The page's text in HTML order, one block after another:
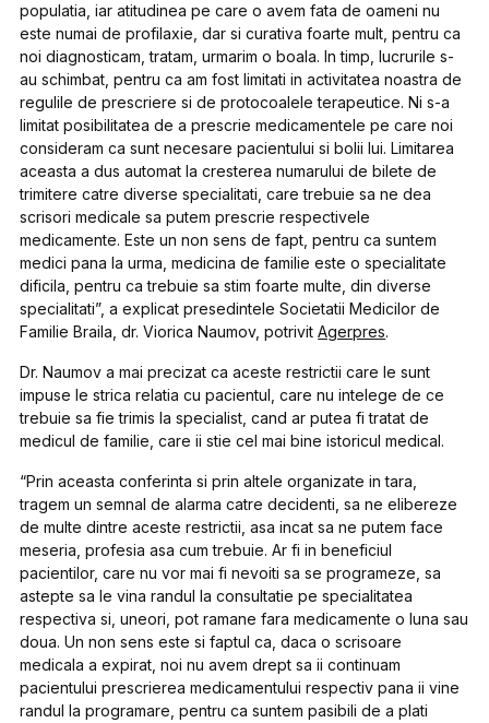
populatia, iar atitudinea pe care o avem fata de oameni nu
este numai de profilaxie, dar si curativa foarte mult, pentru ca
noi diagnosticam, tratam, urmarim o boala. In timp, lucrurile s-
au schimbat, pentru ca am fost limitati in activitatea noastra de
regulile de prescriere si de protocoalele terapeutice. Ni s-a
limitat posibilitatea de a prescrie medicamentele pe care noi
consideram ca sunt necesare pacientului si bolii lui. Limitarea
aceasta a dus automat la cresterea numarului de bilete de
trimitere catre diverse specialitati, care trebuie sa ne dea
scrisori medicale sa putem prescrie respectivele
medicamente. Este un non sens de fapt, pentru ca suntem
medici pana la urma, medicina de familie este o specialitate
dificila, pentru ca trebuie sa stim foarte multe, din diverse
specialitati”, a explicat presedintele Societatii Medicilor de
Familie Braila, dr. Viorica Naumov, potrivitAgerpres.
Dr. Naumov a mai precizat ca aceste restrictii care le sunt
impuse le strica relatia cu pacientul, care nu intelege de ce
trebuie sa fie trimis la specialist, cand ar putea fi tratat de
medicul de familie, care ii stie cel mai bine istoricul medical.
“Prin aceasta conferinta si prin altele organizate in tara,
tragem un semnal de alarma catre decidenti, sa ne elibereze
de multe dintre aceste restrictii, asa incat sa ne putem face
meseria, profesia asa cum trebuie. Ar fi in beneficiul
pacientilor, care nu vor mai fi nevoiti sa se programeze, sa
astepte sa le vina randul la consultatie pe specialitatea
respectiva si, uneori, pot ramane fara medicamente o luna sau
doua. Un non sens este si faptul ca, daca o scrisoare
medicala a expirat, noi nu avem drept sa ii continuam
pacientului prescrierea medicamentului respectiv pana ii vine
randul la programare, pentru ca suntem pasibili de a plati